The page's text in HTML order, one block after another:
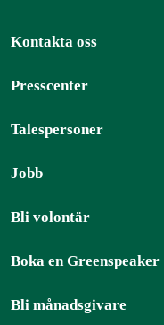
Kontakta oss
Presscenter
Talespersoner
Jobb
Bli volontär
Boka en Greenspeaker
Bli månadsgivare